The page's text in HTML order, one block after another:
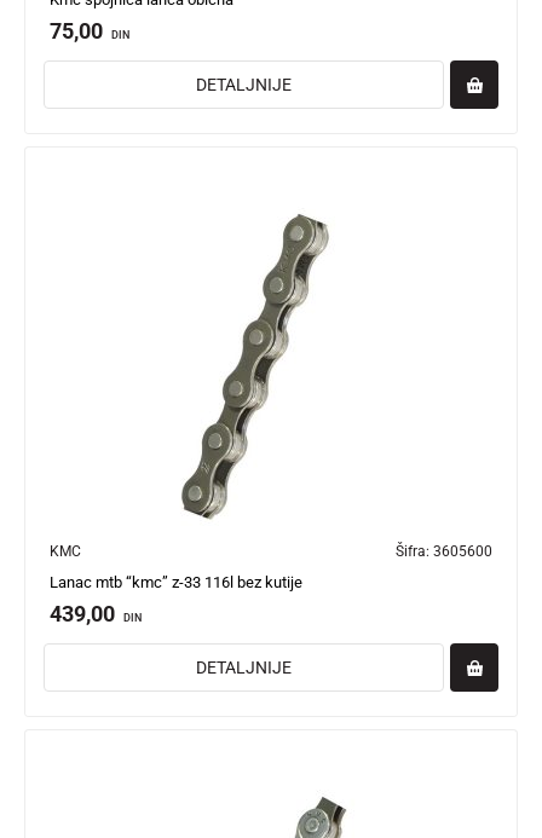
75,00 DIN
DETALJNIJE
KMC Šifra: 3605600
Lanac mtb “kmc” z-33 116l bez kutije
439,00 DIN
DETALJNIJE